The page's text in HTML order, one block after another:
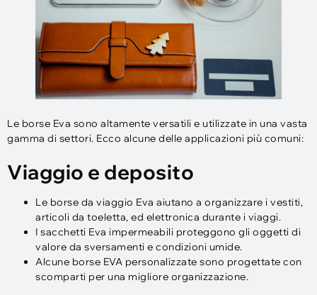
Le borse Eva sono altamente versatili e utilizzate in una vasta
gamma di settori. Ecco alcune delle applicazioni più comuni:
Viaggio e deposito
Le borse da viaggio Eva aiutano a organizzare i vestiti,
articoli da toeletta, ed elettronica durante i viaggi.
I sacchetti Eva impermeabili proteggono gli oggetti di
valore da sversamenti e condizioni umide.
Alcune borse EVA personalizzate sono progettate con
scomparti per una migliore organizzazione.